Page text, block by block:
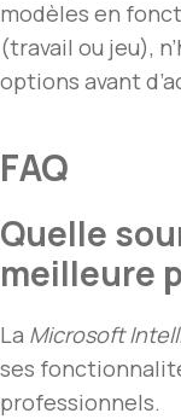
modèles en
(travail ou jeu),
options avant
FAQ
Quelle
meilleure
La Microsoft
ses
professionnels.